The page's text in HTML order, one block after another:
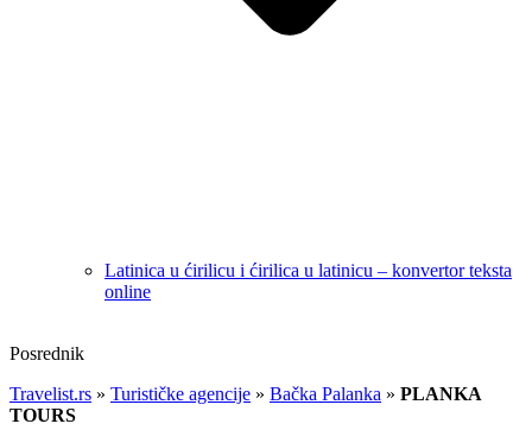
Latinica u ćirilicu i ćirilica u latinicu – konvertor teksta
online
Posrednik
Travelist.rs » Turističke agencije » Bačka Palanka » PLANKA
TOURS